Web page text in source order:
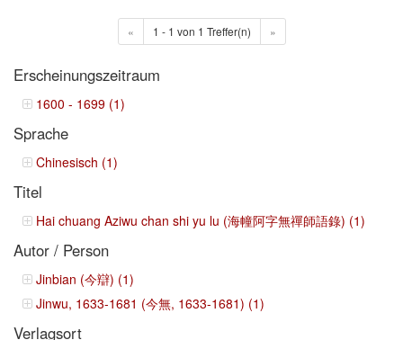
« 1 - 1 von 1 Treffer(n) »
Erscheinungszeitraum
1600 - 1699 (1)
Sprache
Chinesisch (1)
Titel
Hai chuang Aziwu chan shi yu lu (海幢阿字無禪師語錄) (1)
Autor / Person
Jinbian (今辯) (1)
Jinwu, 1633-1681 (今無, 1633-1681) (1)
Verlagsort